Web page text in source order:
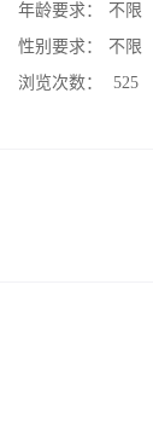
年龄要求：
不限
性别要求：
不限
浏览次数：
525